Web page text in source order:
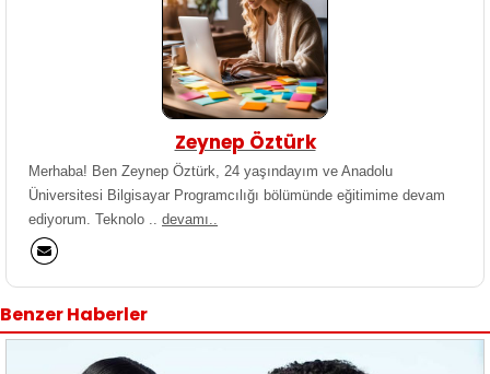
Zeynep Öztürk
Merhaba! Ben Zeynep Öztürk, 24 yaşındayım ve Anadolu
Üniversitesi Bilgisayar Programcılığı bölümünde eğitimime devam
ediyorum. Teknolo .. devamı..
Benzer Haberler